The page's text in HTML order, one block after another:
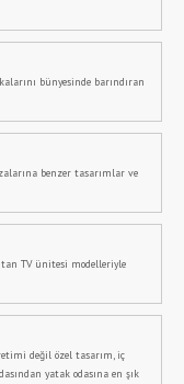
bünyesinde barındıran
benzer tasarımlar ve
TV ünitesi modelleriyle
değil özel tasarım, iç
yatak odasına en şık